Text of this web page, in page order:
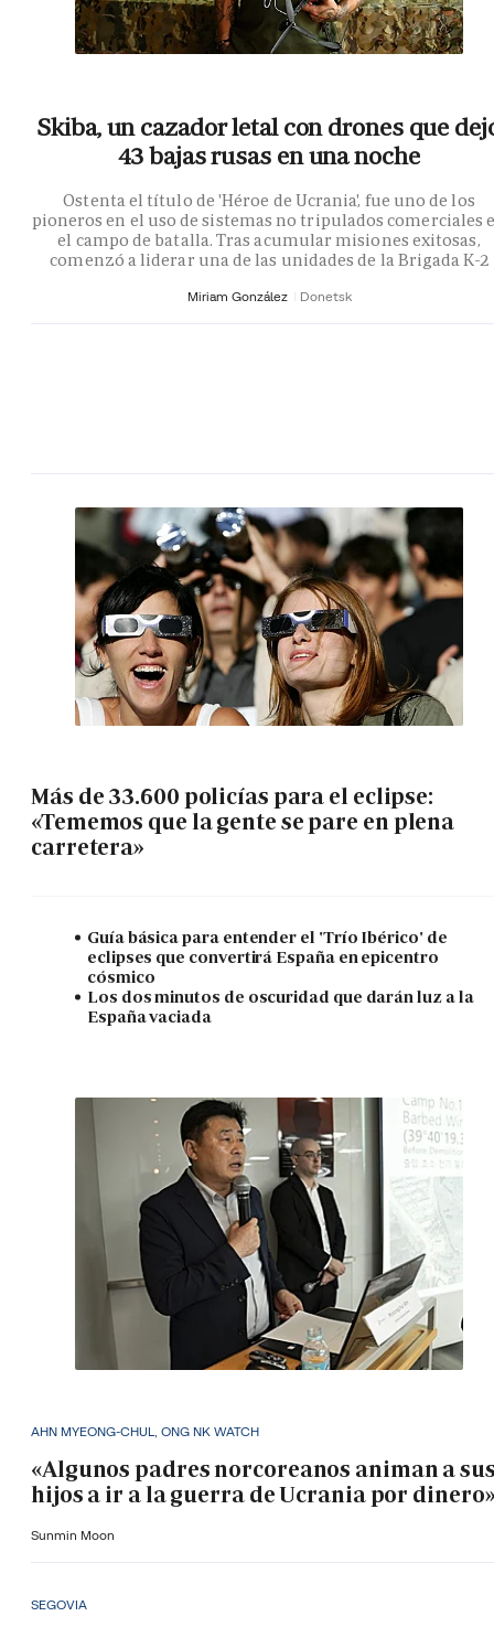
Skiba, un cazador letal con drones que
43 bajas rusas en una noche
Ostenta el título de 'Héroe de Ucrania', fue uno de los
pioneros en el uso de sistemas no tripulados comerciales
el campo de batalla. Tras acumular misiones exitosas,
comenzó a liderar una de las unidades de la Brigada K-2
Miriam González Donetsk
Más de 33.600 policías para el eclipse:
«Tememos que la gente se pare en plena
carretera»
Guía básica para entender el 'Trío Ibérico' de
eclipses que convertirá España en epicentro
cósmico
Los dos minutos de oscuridad que darán luz a la
España vaciada
AHN MYEONG-CHUL, ONG NK WATCH
«Algunos padres norcoreanos animan a
hijos a ir a la guerra de Ucrania por
Sunmin Moon
SEGOVIA